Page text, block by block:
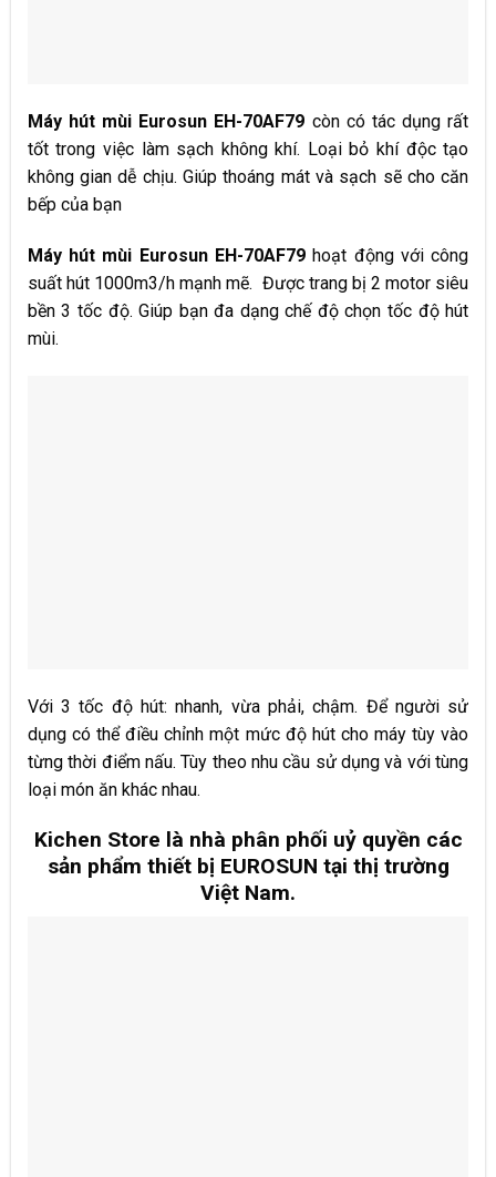
Máy hút mùi Eurosun EH-70AF79 còn có tác dụng rất
tốt trong việc làm sạch không khí. Loại bỏ khí độc tạo
không gian dễ chịu. Giúp thoáng mát và sạch sẽ cho căn
bếp của bạn
Máy hút mùi Eurosun EH-70AF79 hoạt động với công
suất hút 1000m3/h mạnh mẽ. Được trang bị 2 motor siêu
bền 3 tốc độ. Giúp bạn đa dạng chế độ chọn tốc độ hút
mùi.
Với 3 tốc độ hút: nhanh, vừa phải, chậm. Để người sử
dụng có thể điều chỉnh một mức độ hút cho máy tùy vào
từng thời điểm nấu. Tùy theo nhu cầu sử dụng và với tùng
loại món ăn khác nhau.
Kichen Store là nhà phân phối uỷ quyền các
sản phẩm thiết bị EUROSUN tại thị trường
Việt Nam.